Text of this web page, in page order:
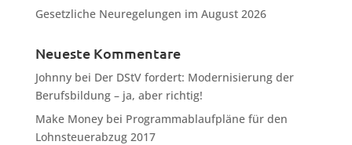
Gesetzliche Neuregelungen im August 2026
Neueste Kommentare
Johnnybei Der DStV fordert: Modernisierung der
Berufsbildung – ja, aber richtig!
Make Moneybei Programmablaufpläne für den
Lohnsteuerabzug 2017